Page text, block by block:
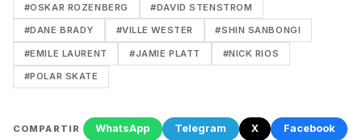
#OSKAR ROZENBERG #DAVID STENSTROM
#DANE BRADY #VILLE WESTER #SHIN SANBONGI
#EMILE LAURENT #JAMIE PLATT #NICK RIOS
#POLAR SKATE
COMPARTIR WhatsApp Telegram X
Facebook